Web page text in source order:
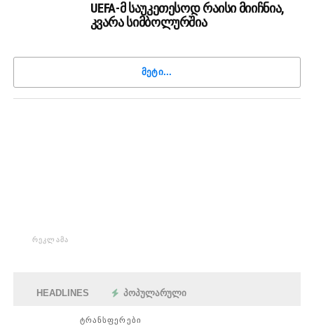
UEFA-მ საუკეთესოდ რაისი მიიჩნია,
კვარა სიმბოლურშია
ᲛᲔᲢᲘ...
ᲠᲔᲙᲚᲐᲛᲐ
HEADLINES ᲞᲝᲞᲣᲚᲐᲠᲣᲚᲘ
ᲢᲠᲐᲜᲡᲤᲔᲠᲔᲑᲘ